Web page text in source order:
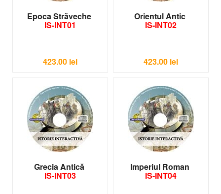
Epoca Străveche
IS-INT01
423.00 lei
Orientul Antic
IS-INT02
423.00 lei
Grecia Antică
IS-INT03
Imperiul Roman
IS-INT04